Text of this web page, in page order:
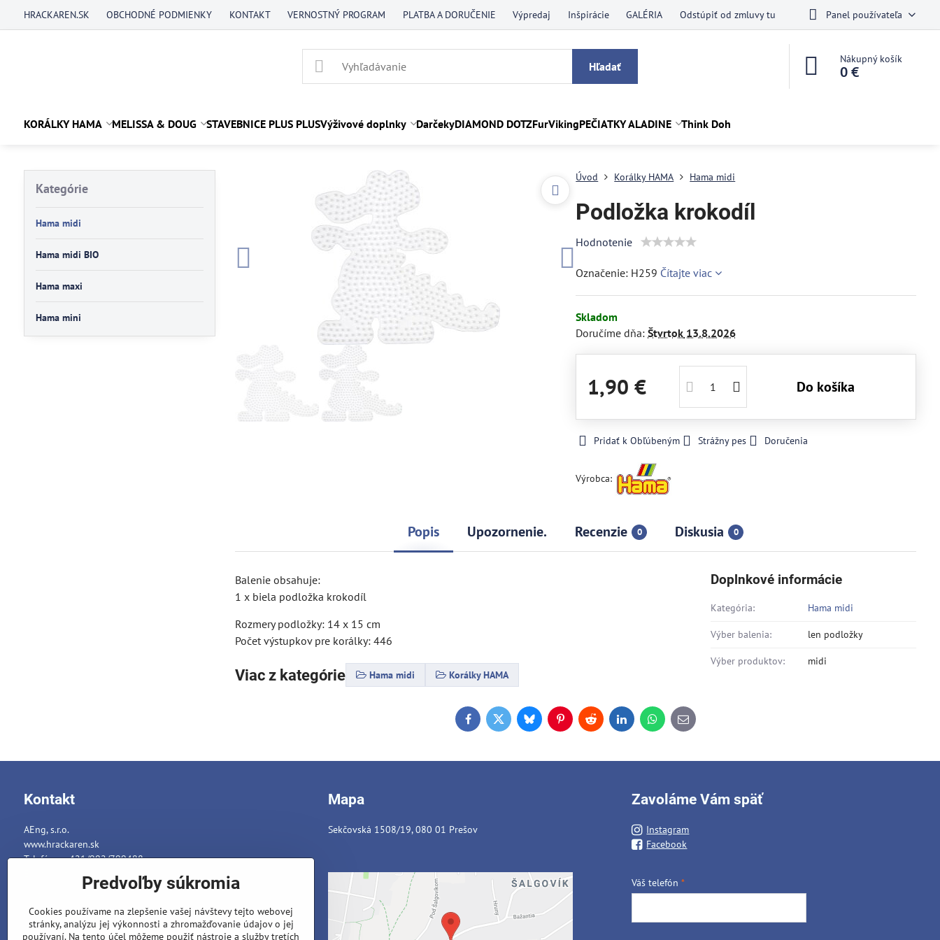
HRACKAREN.SK OBCHODNÉ PODMIENKY KONTAKT VERNOSTNÝ PROGRAM PLATBA A DORUČENIE Výpredaj Inšpirácie GALÉRIA Odstúpiť od zmluvy tu Panel používateľa
Hľadať
Nákupný košík
0 €
KORÁLKY HAMA MELISSA & DOUG STAVEBNICE PLUS PLUSVýživové doplnky DarčekyDIAMOND DOTZFurVikingPEČIATKY ALADINE Think Doh
Úvod Korálky HAMA Hama midi
Podložka krokodíl
Hodnotenie
Označenie: H259 Čítajte viac
Skladom
Doručíme dňa:Štvrtok 13.8.2026
1,90 € Do košíka
Pridať k Obľúbeným Strážny pes Doručenia
Výrobca:
Popis Upozornenie. Recenzie 0 Diskusia 0
Balenie obsahuje:
1 x biela podložka krokodíl
Rozmery podložky: 14 x 15 cm
Počet výstupkov pre korálky: 446
Viac z kategórie Hama midi Korálky HAMA
Doplnkové informácie
Kategória: Hama midi
Výber balenia: len podložky
Výber produktov: midi
FacebookTwitterBlueskyPinterestRedditLinkedInWhatsApp
E-
mail
Kategórie
Hama midi
Hama midi BIO
Hama maxi
Hama mini
Kontakt
AEng, s.r.o.
www.hrackaren.sk
Telefón: ++421/902/799488
info@hrackaren.sk
Ochrana osobných údajov
Reklamačný poriadok
Mapa
Sekčovská 1508/19, 080 01 Prešov
Zavoláme Vám späť
Instagram
Facebook
Váš telefón*
Predvoľby súkromia
Cookies používame na zlepšenie vašej návštevy tejto webovej
stránky, analýzu jej výkonnosti a zhromažďovanie údajov o jej
používaní. Na tento účel môžeme použiť nástroje a služby tretích